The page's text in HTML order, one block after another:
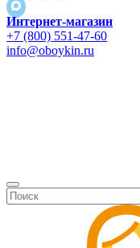
Интернет-магазин
+7 (800) 551-47-60
info@oboykin.ru